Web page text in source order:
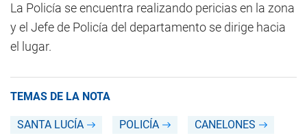
La Policía se encuentra realizando pericias en la zona
y el Jefe de Policía del departamento se dirige hacia
el lugar.
TEMAS DE LA NOTA
SANTA LUCÍA POLICÍA CANELONES